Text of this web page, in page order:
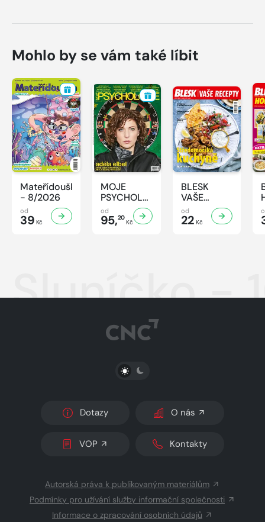
Mohlo by se vám také líbit
Mateřídouška
- 8/2026
od
39 Kč
MOJE
PSYCHOLOGIE
- 8/2026
od
95,20
Kč
BLESK
VAŠE
RECEPTY -
8/2026
od
22 Kč
Sluníčko -
PŘEPNOUT SVĚTLÝ/TMAVÝ REŽIM
Dotazy O nás
VOP Kontakty
Autorská práva k publikovaným materiálům
Podmínky pro užívání služby informační společnosti
Informace o zpracování osobních údajů